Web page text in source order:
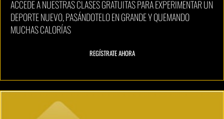
ACCEDE A NUESTRAS CLASES GRATUITAS PARA EXPERIMENTAR UN
DEPORTE NUEVO, PASÁNDOTELO EN GRANDE Y QUEMANDO
MUCHAS CALORÍAS
REGÍSTRATE AHORA